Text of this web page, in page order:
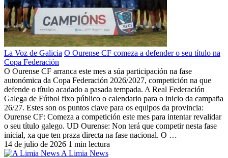
La Voz de Galicia O Ourense CF comeza a defender o seu título na
Copa Federación
O Ourense CF arranca este mes a súa participación na fase
autonómica da Copa Federación 2026/2027, competición na que
defende o título acadado a pasada tempada. A Real Federación
Galega de Fútbol fixo público o calendario para o inicio da campaña
26/27. Estes son os puntos clave para os equipos da provincia:
Ourense CF: Comeza a competición este mes para intentar revalidar
o seu título galego. UD Ourense: Non terá que competir nesta fase
inicial, xa que ten praza directa na fase nacional. O …
14 de julio de 2026 1 min lectura
A Limia News